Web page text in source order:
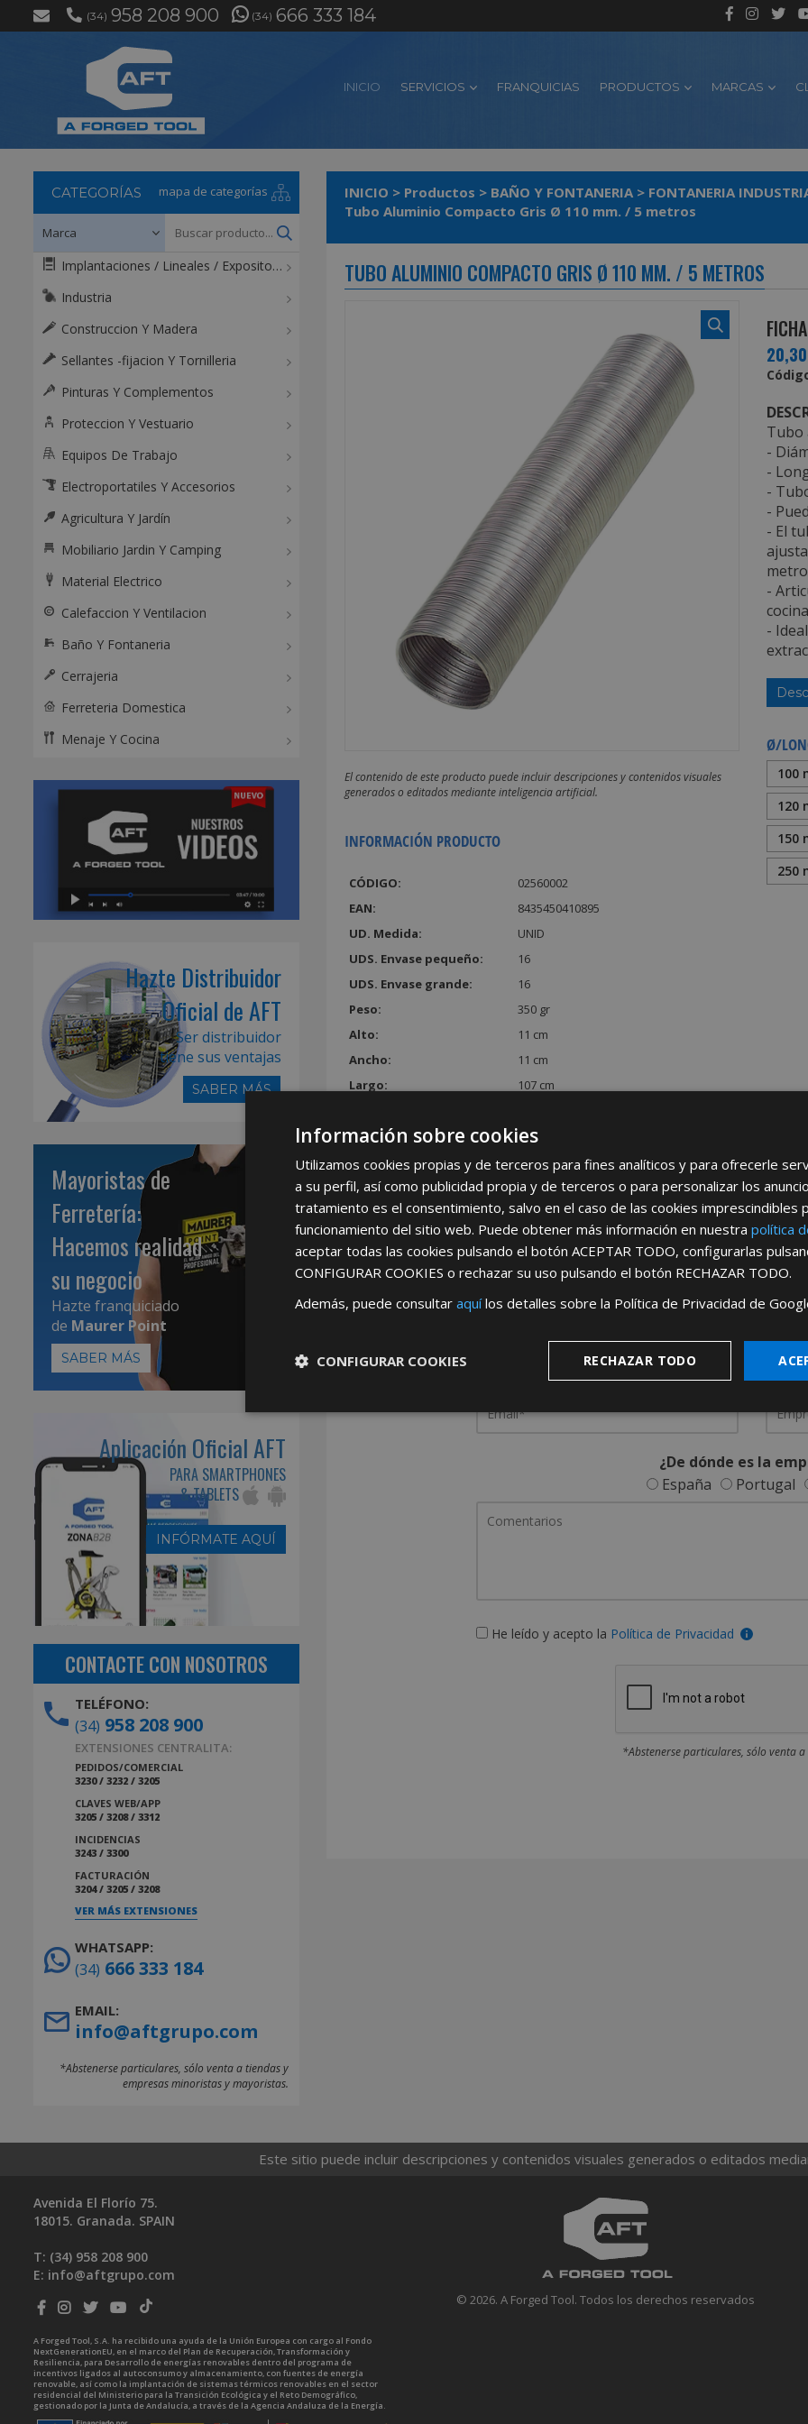
(34) 958 208 900 (34) 666 333 184
INICIO SERVICIOS FRANQUICIAS PRODUCTOS MARCAS
INICIO > Productos > BAÑO Y FONTANERIA > FONTANERIA
Tubo Aluminio Compacto Gris Ø 110 mm. / 5 metros
TUBO ALUMINIO COMPACTO GRIS Ø 110 MM. / 5 METROS
El contenido de este producto puede incluir descripciones y contenidos visuales
generados o editados mediante inteligencia artificial.
INFORMACIÓN PRODUCTO
CÓDIGO:
02560002
EAN:
8435450410895
UD. Medida:
UNID
UDS. Envase pequeño:
16
UDS. Envase grande:
16
Peso:
350 gr
Alto:
11 cm
Ancho:
11 cm
Largo:
107 cm
Tubo
-
-
-
-
- El
-
-
Ø/
100
120
150
250
REGÍSTRATE PARA HACERTE
Desdeaquípodrá ver todas las
Rellene este formulario y nos pondremos en contacto
¿De dónde es la
España
Portugal
He leído y acepto la Política de Privacidad
*Abstenerse particulares, sólo venta
CATEGORÍAS mapa de categorías
Implantaciones / Lineales / Expositores / Mostradores
Industria
Construccion Y Madera
Sellantes -fijacion Y Tornilleria
Pinturas Y Complementos
Proteccion Y Vestuario
Equipos De Trabajo
Electroportatiles Y Accesorios
Agricultura Y Jardín
Mobiliario Jardin Y Camping
Material Electrico
Calefaccion Y Ventilacion
Baño Y Fontaneria
Cerrajeria
Ferreteria Domestica
Menaje Y Cocina
Hazte Distribuidor
Oficial de AFT
Ser distribuidor
tiene sus ventajas
SABER MÁS
Mayoristas de
Ferretería:
Hacemos realidad
su negocio
Hazte franquiciado
de Maurer Point
SABER MÁS
Aplicación Oficial AFT
PARA SMARTPHONES
& TABLETS
INFÓRMATE AQUÍ
CONTACTE CON NOSOTROS
TELÉFONO:
(34) 958 208 900
EXTENSIONES CENTRALITA:
PEDIDOS/COMERCIAL
3230 / 3232 / 3205
CLAVES WEB/APP
3205 / 3208 / 3312
INCIDENCIAS
3243 / 3300
FACTURACIÓN
3204 / 3205 / 3208
VER MÁS EXTENSIONES
WHATSAPP:
(34) 666 333 184
EMAIL:
info@aftgrupo.com
*Abstenerse particulares, sólo venta a tiendas y
empresas minoristas y mayoristas.
Este sitio puede incluir descripciones y contenidos visuales generados o editados
© 2026. A Forged Tool. Todos los derechos reservados
Avenida El Florío 75.
18015. Granada. SPAIN
T: (34) 958 208 900
E: info@aftgrupo.com
A Forged Tool, S.A. ha recibido una ayuda de la Unión Europea con cargo al Fondo
NextGenerationEU, en el marco del Plan de Recuperación, Transformación y
Resiliencia, para Desarrollo de energías renovables dentro del programa de
incentivos ligados al autoconsumo y almacenamiento, con fuentes de energía
renovable, así como la implantación de sistemas térmicos renovables en el sector
residencial del Ministerio para la Transición Ecológica y el Reto Demográfico,
gestionado por la Junta de Andalucía, a través de la Agencia Andaluza de la Energía.
Información sobre cookies
Utilizamos cookies propias y de terceros para fines analíticos y para ofrecerle
a su perfil, así como publicidad propia y de terceros o para personalizar los
tratamiento es el consentimiento, salvo en el caso de las cookies imprescindibles
funcionamiento del sitio web. Puede obtener más información en nuestra política
aceptar todas las cookies pulsando el botón ACEPTAR TODO, configurarlas
CONFIGURAR COOKIES o rechazar su uso pulsando el botón RECHAZAR TODO.
Además, puede consultar aquílos detalles sobre la Política de Privacidad de
RECHAZAR TODO
CONFIGURAR COOKIES